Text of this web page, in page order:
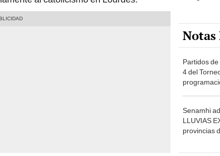
Notas
Partidos
4 del
Senamhi
LLUVIAS
provincias